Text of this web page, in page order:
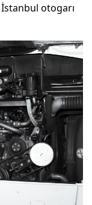
İstanbul otogarı